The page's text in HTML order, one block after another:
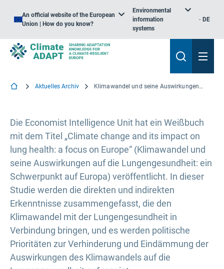
An official website of the European
Union | How do you know?
Environmental
information
systems
DE
Aktuelles Archiv Klimawandel und seine Auswirkungen auf die Lungengesundheit: ein Schwerpunkt auf Europa
Die Economist Intelligence Unit hat ein Weißbuch
mit dem Titel „Climate change and its impact on
lung health: a focus on Europe“ (Klimawandel und
seine Auswirkungen auf die Lungengesundheit: ein
Schwerpunkt auf Europa) veröffentlicht. In dieser
Studie werden die direkten und indirekten
Erkenntnisse zusammengefasst, die den
Klimawandel mit der Lungengesundheit in
Verbindung bringen, und es werden politische
Prioritäten zur Verhinderung und Eindämmung der
Auswirkungen des Klimawandels auf die